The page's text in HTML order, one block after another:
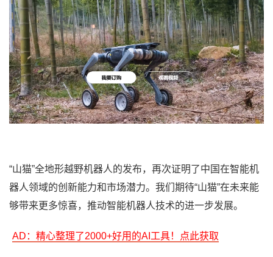
“山猫”全地形越野机器人的发布，再次证明了中国在智能机
器人领域的创新能力和市场潜力。我们期待“山猫”在未来能
够带来更多惊喜，推动智能机器人技术的进一步发展。
AD：精心整理了2000+好用的AI工具！点此获取